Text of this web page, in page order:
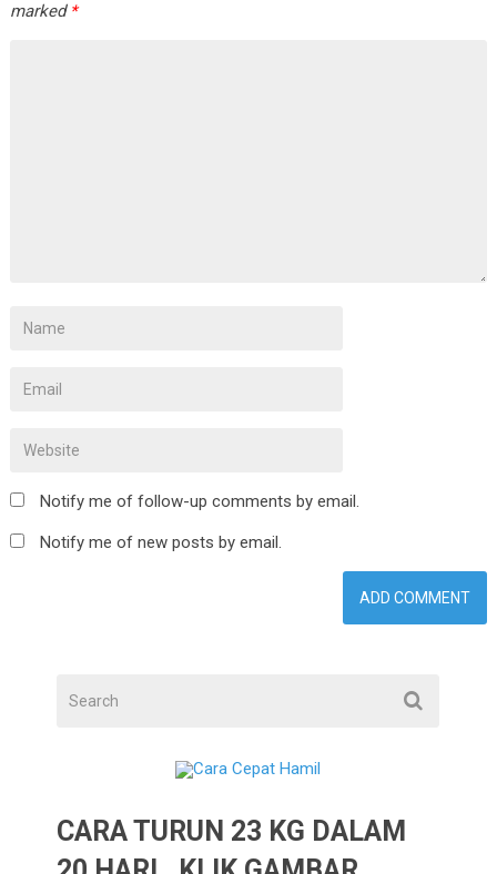
marked *
Notify me of follow-up comments by email.
Notify me of new posts by email.
CARA TURUN 23 KG DALAM